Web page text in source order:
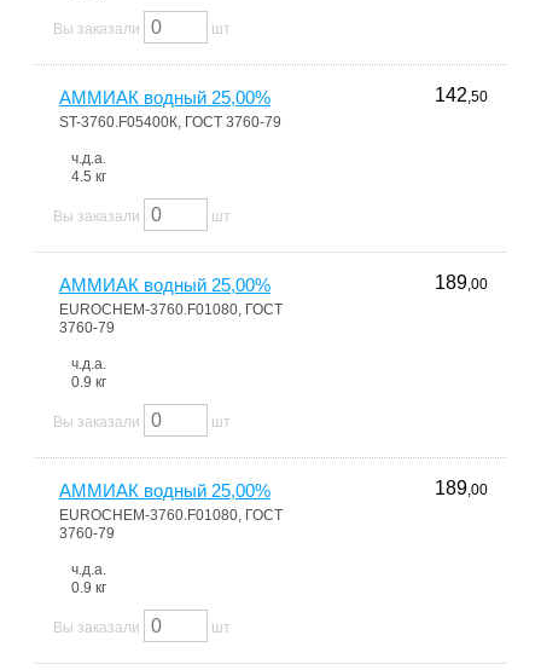
Вы заказали шт
АММИАК водный 25,00%
ST-3760.F05400К, ГОСТ 3760-79
ч.д.а.
4.5 кг
142,50
Вы заказали шт
АММИАК водный 25,00%
EUROCHEM-3760.F01080, ГОСТ
3760-79
ч.д.а.
0.9 кг
189,00
Вы заказали шт
АММИАК водный 25,00%
EUROCHEM-3760.F01080, ГОСТ
3760-79
ч.д.а.
0.9 кг
189,00
Вы заказали шт